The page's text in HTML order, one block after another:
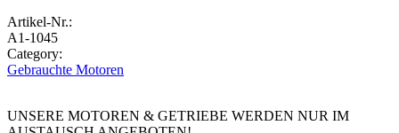
Artikel-Nr.:
A1-1045
Category:
Gebrauchte Motoren
UNSERE MOTOREN & GETRIEBE WERDEN NUR IM